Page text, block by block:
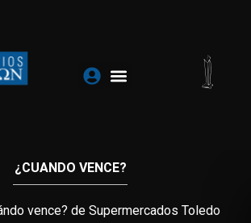
¿CUANDO VENCE?
vence? de Supermercados Toledo